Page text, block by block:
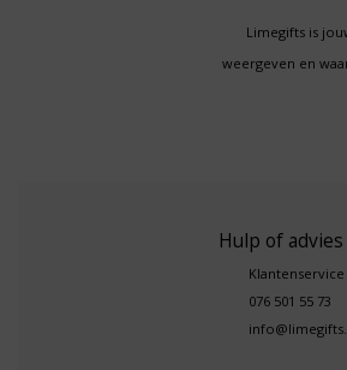
Limegifts is
weergeven en
Hulp of
076 501 55 73